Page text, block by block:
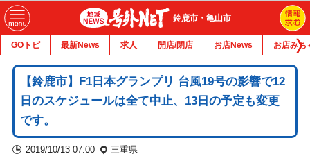
鈴鹿市・亀山市
GOトピ 最新News 求人 開店/閉店 お店News お店みち
【鈴鹿市】F1日本グランプリ 台風19号の影響で12
日のスケジュールは全て中止、13日の予定も変更
です。
2019/10/13 07:00 三重県